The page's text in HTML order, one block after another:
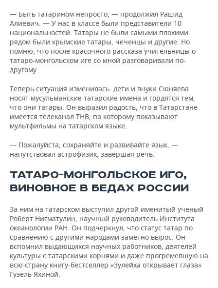
— Быть татарином непросто, — продолжил Рашид
Алиевич. — У нас в классе были представители 10
национальностей. Татары не были самыми плохими:
рядом были крымские татары, чеченцы и другие. Но
помню, что после красочного рассказа учительницы о
татаро-монгольском иге со мной разговаривали по-
другому.
Теперь ситуация изменилась: дети и внуки Сюняева
носят мусульманские татарские имена и гордятся тем,
что они татары. Он выразил радость, что в Татарстане
имеется телеканал ТНВ, по которому показывают
мультфильмы на татарском языке.
— Пожалуйста, сохраняйте и развивайте язык, —
напутствовал астрофизик, завершая речь.
ТАТАРО-МОНГОЛЬСКОЕ ИГО,
ВИНОВНОЕ В БЕДАХ РОССИИ
За ним на татарском выступил другой именитый ученый
Роберт Нигматулин, научный руководитель Института
океанологии РАН. Он подчеркнул, что статус татар по
сравнению с другими народами заметно вырос. Он
вспомнил выдающихся научных работников, деятелей
культуры с татарскими корнями и даже прогремевшую на
всю страну книгу-бестселлер «Зулейха открывает глаза»
Гузель Яхиной.